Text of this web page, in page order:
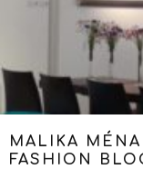
MALIKA
FASHION